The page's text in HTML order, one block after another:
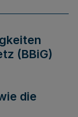
(BBiG)
die